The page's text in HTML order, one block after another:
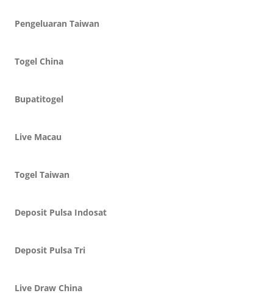
Pengeluaran Taiwan
Togel China
Bupatitogel
Live Macau
Togel Taiwan
Deposit Pulsa Indosat
Deposit Pulsa Tri
Live Draw China